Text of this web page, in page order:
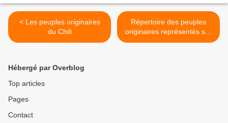
< Les peuples originaires
du Chili
Répertoire des peuples
originaires représentés sur
le blog - D >
Hébergé par Overblog
Top articles
Pages
Contact